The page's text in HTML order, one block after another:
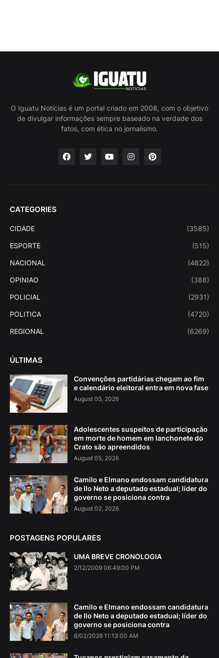
O Iguatu Noticias é um portal criado em 2008, com o objetivo
de divulgar informações sempre baseado na verdade dos
fatos, com ética no jornalismo.
CATEGORIES
CIDADE (3585)
ESPORTE (515)
NACIONAL (4822)
OPINIAO (388)
POLICIAL (2931)
POLITICA (4720)
REGIONAL (6269)
ÚLTIMAS
Convenções partidárias chegam ao fim
e calendário eleitoral entra em nova fase
August 05, 2026
Adolescentes suspeitos de participação
em morte de homem em lanchonete do
Crato são apreendidos
August 05, 2026
Camilo e Elmano endossam candidatura
de Ilo Neto a deputado estadual; líder do
governo se posiciona contra
August 02, 2026
POSTAGENS POPULARES
UMA BREVE CRONOLOGIA
2/12/2009 06:49:00 PM
Camilo e Elmano endossam candidatura
de Ilo Neto a deputado estadual; líder do
governo se posiciona contra
8/02/2026 11:13:00 AM